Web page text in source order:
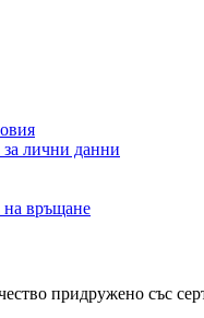
лични данни
връщане
придружено със